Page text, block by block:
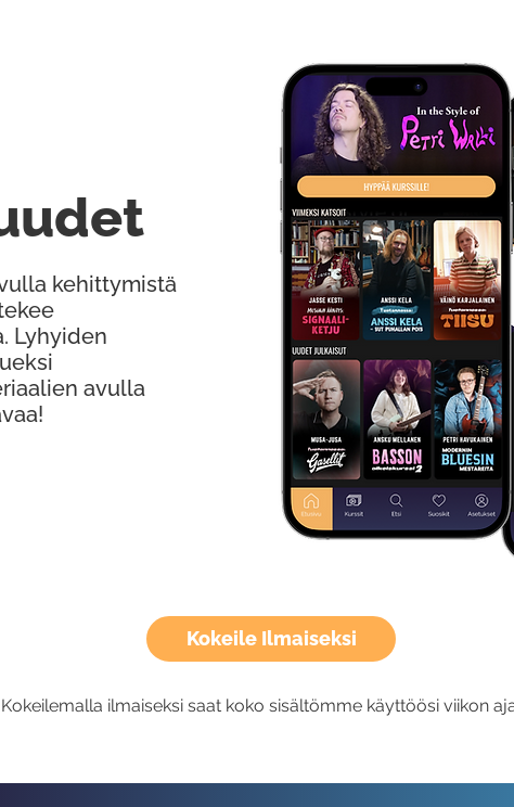
Kokeile Ilmaiseksi
Kokeilemalla ilmaiseksi saat koko sisältömme käyttöösi viikon
kehittymistä
Lyhyiden
avulla